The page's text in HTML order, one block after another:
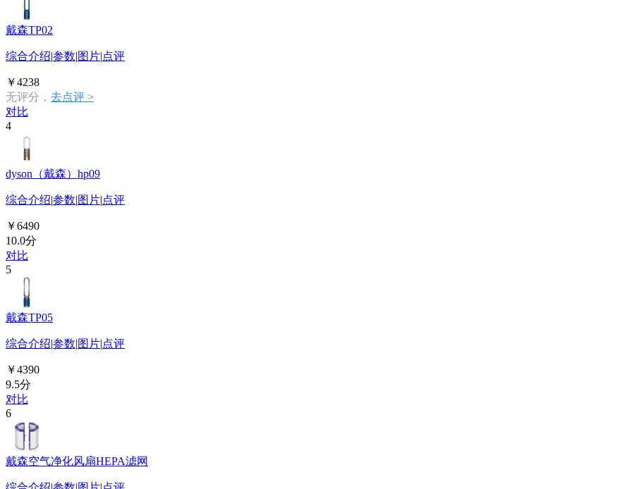
戴森TP02
综合介绍|参数|图片|点评
￥4238
无评分， 去点评 >
对比
4
dyson（戴森）hp09
综合介绍|参数|图片|点评
￥6490
10.0分
对比
5
戴森TP05
综合介绍|参数|图片|点评
￥4390
9.5分
对比
6
戴森空气净化风扇HEPA滤网